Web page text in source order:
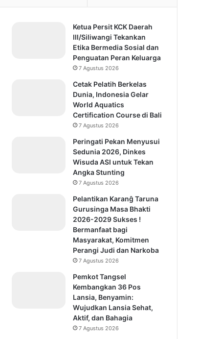
Ketua Persit KCK Daerah
III/Siliwangi Tekankan
Etika Bermedia Sosial dan
Penguatan Peran Keluarga
7 Agustus 2026
Cetak Pelatih Berkelas
Dunia, Indonesia Gelar
World Aquatics
Certification Course di Bali
7 Agustus 2026
Peringati Pekan Menyusui
Sedunia 2026, Dinkes
Wisuda ASI untuk Tekan
Angka Stunting
7 Agustus 2026
Pelantikan Karanĝ Taruna
Gurusinga Masa Bhakti
2026-2029 Sukses !
Bermanfaat bagi
Masyarakat, Komitmen
Perangi Judi dan Narkoba
7 Agustus 2026
Pemkot Tangsel
Kembangkan 36 Pos
Lansia, Benyamin:
Wujudkan Lansia Sehat,
Aktif, dan Bahagia
7 Agustus 2026